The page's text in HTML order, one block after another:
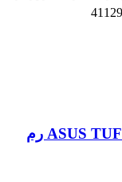
لپ‌تاپ استوک ASUS TUF Gaming F15 FX507 رم